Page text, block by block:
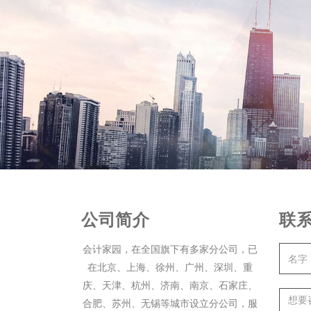
公司简介
会计家园，在全国旗下有多家分公司，已
在北京、上海、徐州、广州、深圳、重
庆、天津、杭州、济南、南京、石家庄、
合肥、苏州、无锡等城市设立分公司，服
联